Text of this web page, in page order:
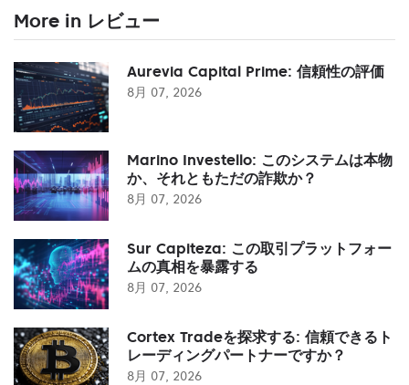
More in レビュー
Aurevia Capital Prime: 信頼性の評価
8月 07, 2026
Marino Investello: このシステムは本物
か、それともただの詐欺か？
8月 07, 2026
Sur Capiteza: この取引プラットフォー
ムの真相を暴露する
8月 07, 2026
Cortex Tradeを探求する: 信頼できるト
レーディングパートナーですか？
8月 07, 2026